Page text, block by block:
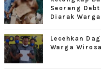
Seorang
Diarak
Lecehkan
Warga